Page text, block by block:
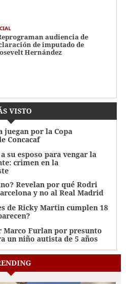
audiencia de
de imputado de
Hernández
VISTO
juegan por la Copa
Concacaf
su esposo para vengar la
crimen en la
Revelan por qué Rodri
y no al Real Madrid
de Ricky Martin cumplen 18
Marco Furlan por presunto
un niño autista de 5 años